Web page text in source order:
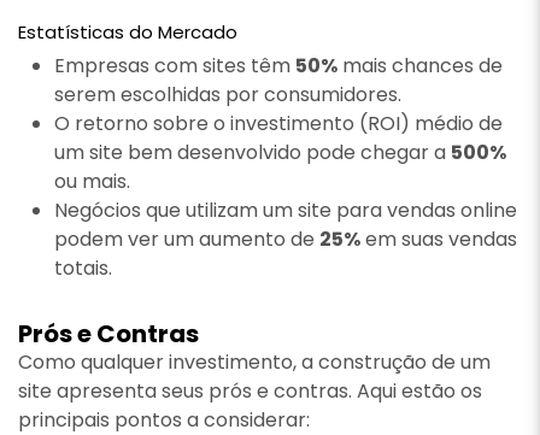
Estatísticas do Mercado
Empresas com sites têm 50% mais chances de
serem escolhidas por consumidores.
O retorno sobre o investimento (ROI) médio de
um site bem desenvolvido pode chegar a 500%
ou mais.
Negócios que utilizam um site para vendas online
podem ver um aumento de 25%em suas vendas
totais.
Prós e Contras
Como qualquer investimento, a construção de um
site apresenta seus prós e contras. Aqui estão os
principais pontos a considerar: